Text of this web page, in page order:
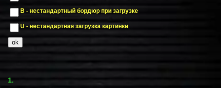
B - нестандартный бордюр при загрузке
U - нестандартная загрузка картинки
1.